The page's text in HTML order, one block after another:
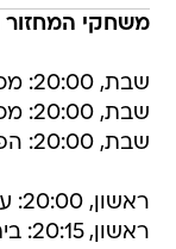
משחקי המחזור
שבת, 20:00: מכבי תל אביב - מכבי נתניה (ספורט4)
שבת, 20:00: מכבי בני ריינה - מכבי פתח תקוה
שבת, 20:00: הפועל ירושלים - עירוני קרית שמונה
ראשון, 20:00: עירוני טבריה - מ.ס. אשדוד (ספורט3)